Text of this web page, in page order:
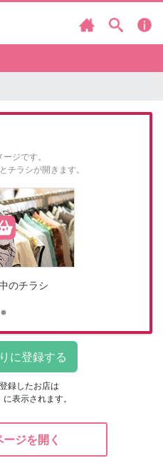
ジです。
チラシが開きます。
のチラシ
録したお店は
に表示されます。
ジを開く